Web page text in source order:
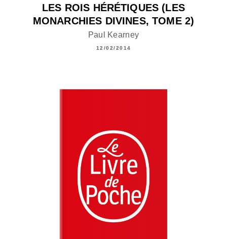
LES ROIS HÉRÉTIQUES (LES
MONARCHIES DIVINES, TOME 2)
Paul Kearney
12/02/2014